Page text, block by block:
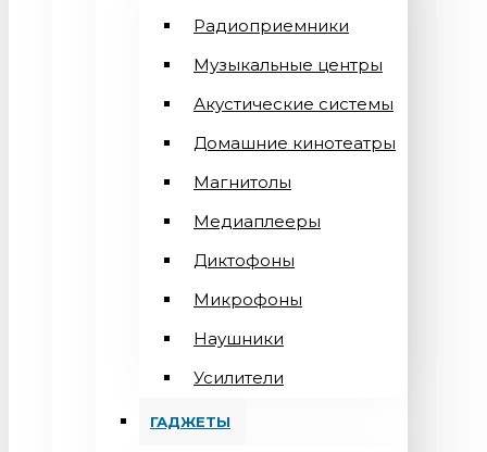
Радиоприемники
Музыкальные центры
Акустические системы
Домашние кинотеатры
Магнитолы
Медиаплееры
Диктофоны
Микрофоны
Наушники
Усилители
ГАДЖЕТЫ